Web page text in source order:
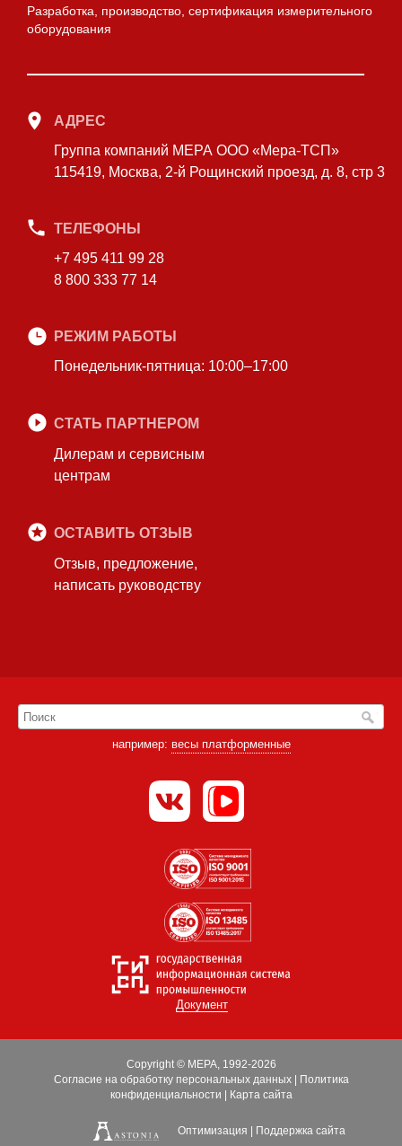
Разработка, производство, сертификация измерительного
оборудования
АДРЕС
Группа компаний МЕРА ООО «Мера-ТСП»
115419, Москва, 2-й Рощинский проезд, д. 8, стр 3
ТЕЛЕФОНЫ
+7 495 411 99 28
8 800 333 77 14
РЕЖИМ РАБОТЫ
Понедельник-пятница: 10:00–17:00
СТАТЬ ПАРТНЕРОМ
Дилерам и сервисным
центрам
ОСТАВИТЬ ОТЗЫВ
Отзыв, предложение,
написать руководству
например: весы платформенные
Документ
Copyright © МЕРА, 1992-2026
Согласие на обработку персональных данных|
Политика
конфиденциальности
Карта сайта
Оптимизация Поддержка сайта